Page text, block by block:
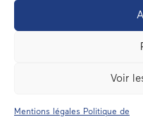
Voir
Mentions légales Politique de
En
A